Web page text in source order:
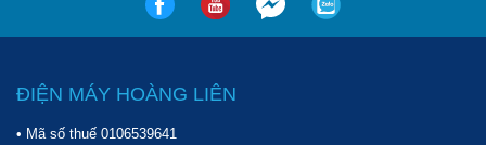
ĐIỆN MÁY HOÀNG LIÊN
• Mã số thuế 0106539641